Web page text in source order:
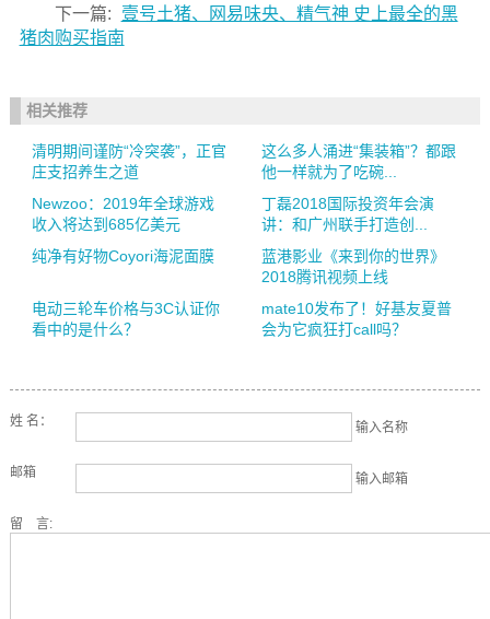
下一篇:
壹号土猪、网易味央、精气神 史上最全的黑
猪肉购买指南
相关推荐
清明期间谨防“冷突袭”，正官
庄支招养生之道
这么多人涌进“集装箱”？都跟
他一样就为了吃碗...
Newzoo：2019年全球游戏
收入将达到685亿美元
丁磊2018国际投资年会演
讲：和广州联手打造创...
纯净有好物Coyori海泥面膜
蓝港影业《来到你的世界》
2018腾讯视频上线
电动三轮车价格与3C认证你
看中的是什么？
mate10发布了！好基友夏普
会为它疯狂打call吗？
姓 名： 输入名称
邮箱 输入邮箱
留 言: